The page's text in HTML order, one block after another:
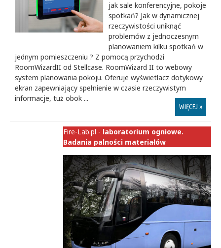
jak sale konferencyjne, pokoje
spotkań? Jak w dynamicznej
rzeczywistości uniknąć
problemów z jednoczesnym
planowaniem kilku spotkań w
jednym pomieszczeniu ? Z pomocą przychodzi
RoomWizardII od Stellcase. RoomWizard II to webowy
system planowania pokoju. Oferuje wyświetlacz dotykowy
ekran zapewniający spełnienie w czasie rzeczywistym
informacje, tuż obok ...
WIĘCEJ »
Fire-Lab.pl - laboratorium ogniowe.
Badania palności materiałów